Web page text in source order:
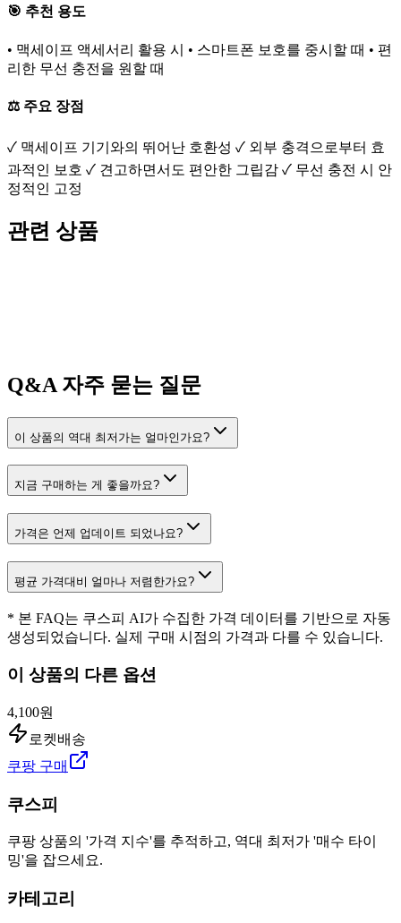
🎯 추천 용도
• 맥세이프 액세서리 활용 시 • 스마트폰 보호를 중시할 때 • 편
리한 무선 충전을 원할 때
⚖️ 주요 장점
✓ 맥세이프 기기와의 뛰어난 호환성 ✓ 외부 충격으로부터 효
과적인 보호 ✓ 견고하면서도 편안한 그립감 ✓ 무선 충전 시 안
정적인 고정
관련 상품
Q&A 자주 묻는 질문
이 상품의 역대 최저가는 얼마인가요?
지금 구매하는 게 좋을까요?
가격은 언제 업데이트 되었나요?
평균 가격대비 얼마나 저렴한가요?
* 본 FAQ는 쿠스피 AI가 수집한 가격 데이터를 기반으로 자동
생성되었습니다. 실제 구매 시점의 가격과 다를 수 있습니다.
이 상품의 다른 옵션
4,100원
로켓배송
쿠팡 구매
쿠스피
쿠팡 상품의 '가격 지수'를 추적하고, 역대 최저가 '매수 타이
밍'을 잡으세요.
카테고리